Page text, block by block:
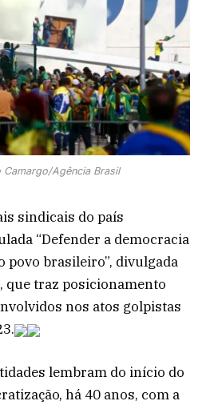
Camargo/Agência Brasil
sindicais do país
“Defender a democracia
povo brasileiro”, divulgada
que traz posicionamento
nos atos golpistas
lembram do início do
há 40 anos, com a